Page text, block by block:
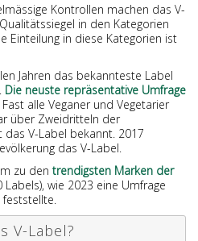
Kontrollen machen das V-
in den Kategorien
Einteilung in diese Kategorien ist
Jahren das bekannteste Label
Die neuste repräsentative Umfrage
alle Veganer und Vegetarier
über Zweidritteln der
das V-Label bekannt. 2017
das V-Label.
zu den trendigsten Marken der
wie 2023 eine Umfrage
feststellte.
V-Label?